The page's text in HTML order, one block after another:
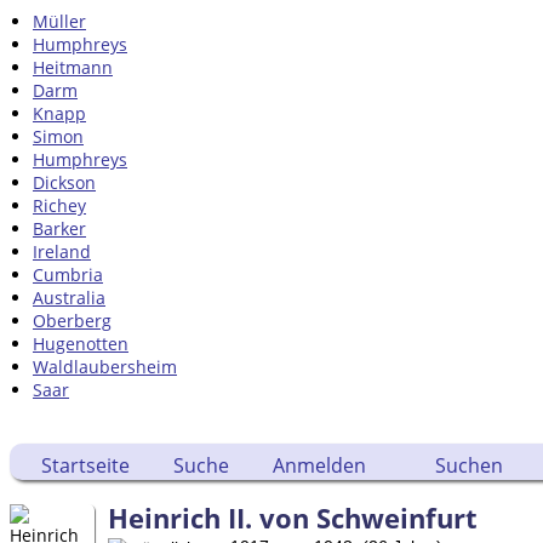
Müller
Humphreys
Heitmann
Darm
Knapp
Simon
Humphreys
Dickson
Richey
Barker
Ireland
Cumbria
Australia
Oberberg
Hugenotten
Waldlaubersheim
Saar
Startseite Suche Anmelden Suchen
Heinrich II. von Schweinfurt